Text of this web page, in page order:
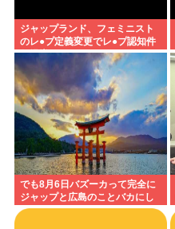
ジャップランド、フェミニスト
のレ●プ定義変更でレ●プ認知件
数爆増www
でも8月6日バズーカって完全に
ジャップと広島のことバカにし
てたよな